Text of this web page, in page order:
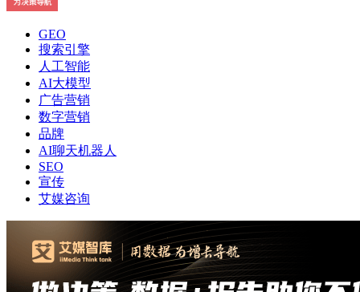
GEO
搜索引擎
人工智能
AI大模型
广告营销
数字营销
品牌
AI聊天机器人
SEO
宣传
艾媒咨询